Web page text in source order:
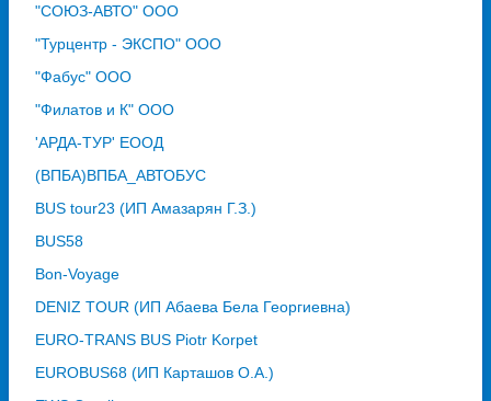
"СОЮЗ-АВТО" ООО
"Турцентр - ЭКСПО" ООО
"Фабус" ООО
"Филатов и К" ООО
'АРДА-ТУР' ЕООД
(ВПБА)ВПБА_АВТОБУС
BUS tour23 (ИП Амазарян Г.З.)
BUS58
Bon-Voyage
DENIZ TOUR (ИП Абаева Бела Георгиевна)
EURO-TRANS BUS Piotr Korpet
EUROBUS68 (ИП Карташов О.А.)